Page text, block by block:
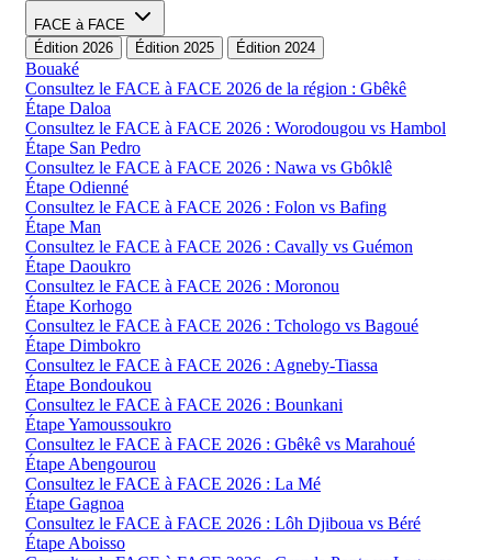
FACE à FACE
Édition 2026
Édition 2025 Édition 2024
Bouaké
Consultez le FACE à FACE 2026 de la région : Gbêkê
Étape Daloa
Consultez le FACE à FACE 2026 : Worodougou vs Hambol
Étape San Pedro
Consultez le FACE à FACE 2026 : Nawa vs Gbôklê
Étape Odienné
Consultez le FACE à FACE 2026 : Folon vs Bafing
Étape Man
Consultez le FACE à FACE 2026 : Cavally vs Guémon
Étape Daoukro
Consultez le FACE à FACE 2026 : Moronou
Étape Korhogo
Consultez le FACE à FACE 2026 : Tchologo vs Bagoué
Étape Dimbokro
Consultez le FACE à FACE 2026 : Agneby-Tiassa
Étape Bondoukou
Consultez le FACE à FACE 2026 : Bounkani
Étape Yamoussoukro
Consultez le FACE à FACE 2026 : Gbêkê vs Marahoué
Étape Abengourou
Consultez le FACE à FACE 2026 : La Mé
Étape Gagnoa
Consultez le FACE à FACE 2026 : Lôh Djiboua vs Béré
Étape Aboisso